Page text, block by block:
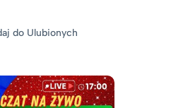
do Ulubionych